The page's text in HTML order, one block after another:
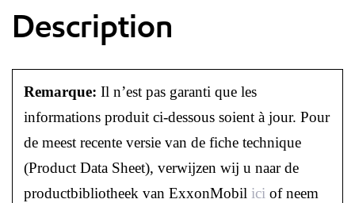
Description
Remarque: Il n’est pas garanti que les
informations produit ci-dessous soient à jour. Pour
de meest recente versie van de fiche technique
(Product Data Sheet), verwijzen wij u naar de
productbibliotheek van ExxonMobil ici of neem